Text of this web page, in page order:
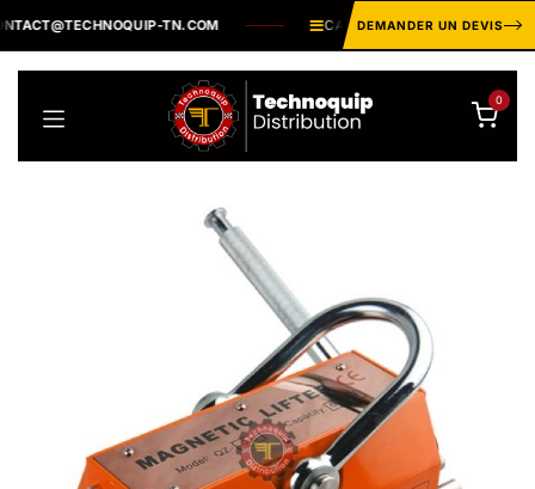
TN.COM CATALOGUE INDUSTRIEL ·
DEMANDER UN DEVIS
0